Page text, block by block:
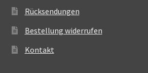
Rücksendungen
Bestellung widerrufen
Kontakt